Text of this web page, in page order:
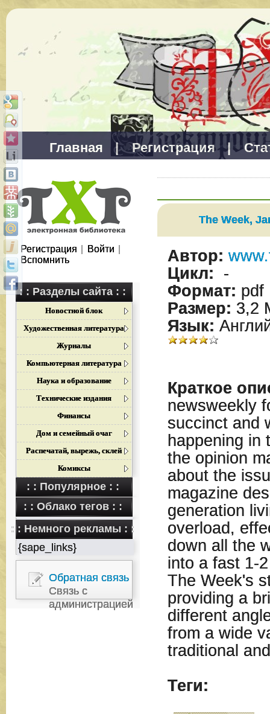
Главная | Регистрация |
Регистрация Войти
Вспомнить
: : Разделы сайта : :
Новостной блок
Художественная литература
Журналы
Компьютерная литература
Наука и образование
Технические издания
Финансы
Дом и семейный очаг
Распечатай, вырежь, склей
Комиксы
: : Популярное : :
: : Облако тегов : :
: : Немного рекламы : :
{sape_links}
Обратная связь
Связь с
администрацией
The Week,
Автор:
Цикл: -
Формат: pdf
Размер: 3,2
Язык:
Краткое
newsweekly
succinct and
happening in
the opinion
about the
magazine
generation
overload,
down all the
into a fast 1-
The Week's
providing a
different
from a wide
traditional
Теги: